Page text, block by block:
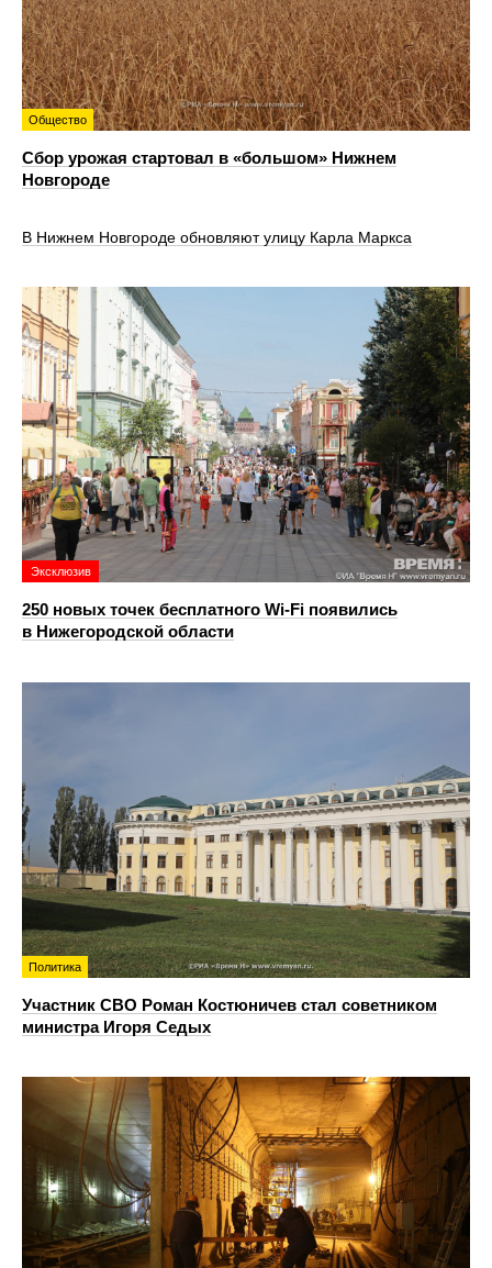
Общество
Сбор урожая стартовал в «большом» Нижнем
Новгороде
В Нижнем Новгороде обновляют улицу Карла Маркса
Эксклюзив
250 новых точек бесплатного Wi-Fi появились
в Нижегородской области
Политика
Участник СВО Роман Костюничев стал советником
министра Игоря Седых